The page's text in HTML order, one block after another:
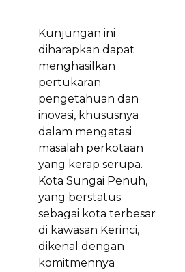
Kunjungan ini
diharapkan dapat
menghasilkan
pertukaran
pengetahuan dan
inovasi, khususnya
dalam mengatasi
masalah perkotaan
yang kerap serupa.
Kota Sungai Penuh,
yang berstatus
sebagai kota terbesar
di kawasan Kerinci,
dikenal dengan
komitmennya